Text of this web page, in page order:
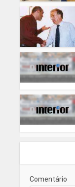
Comentário